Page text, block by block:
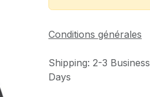
Conditions générales
Shipping: 2-3 Business
Days